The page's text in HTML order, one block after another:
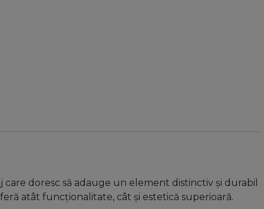
doresc să adauge un element distinctiv și durabil
atât funcționalitate, cât și estetică superioară.